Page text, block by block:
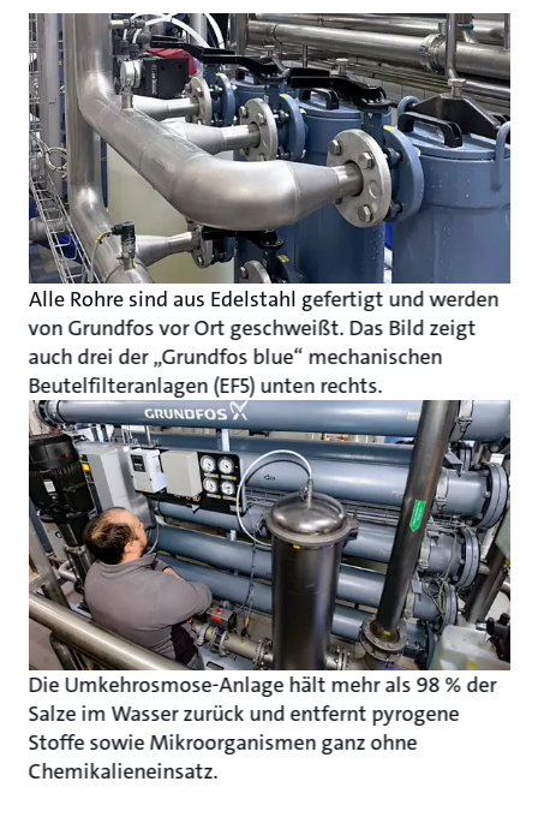
Alle Rohre sind aus Edelstahl gefertigt und werden
von Grundfos vor Ort geschweißt. Das Bild zeigt
auch drei der „Grundfos blue“ mechanischen
Beutelfilteranlagen (EF5) unten rechts.
Die Umkehrosmose-Anlage hält mehr als 98 % der
Salze im Wasser zurück und entfernt pyrogene
Stoffe sowie Mikroorganismen ganz ohne
Chemikalieneinsatz.